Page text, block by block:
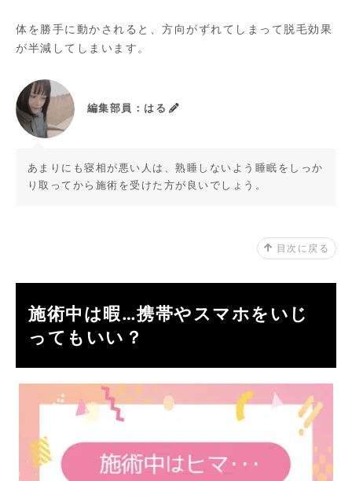
体を勝手に動かされると、方向がずれてしまって脱毛効果
が半減してしまいます。
編集部員：はる
あまりにも寝相が悪い人は、熟睡しないよう睡眠をしっか
り取ってから施術を受けた方が良いでしょう。
目次に戻る
施術中は暇…携帯やスマホをいじ
ってもいい？